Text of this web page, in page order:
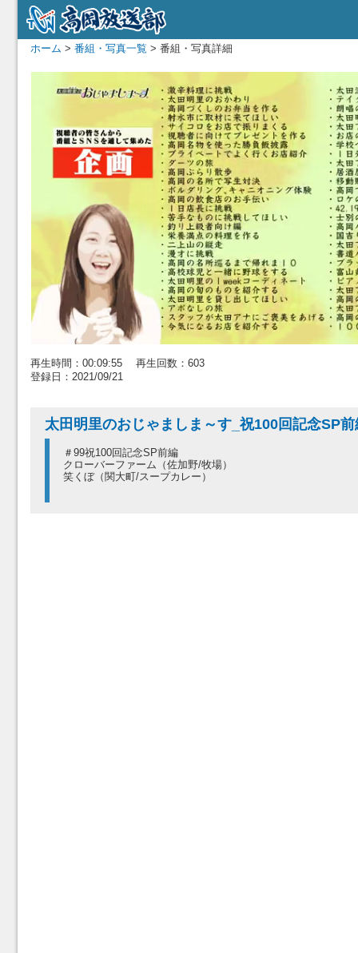
ホーム > 番組・写真一覧 > 番組・写真詳細
再生時間：00:09:55 再生回数：603
登録日：2021/09/21
太田明里のおじゃましま～す_祝100回記念SP前
＃99祝100回記念SP前編
クローバーファーム（佐加野/牧場）
笑くぼ（関大町/スープカレー）